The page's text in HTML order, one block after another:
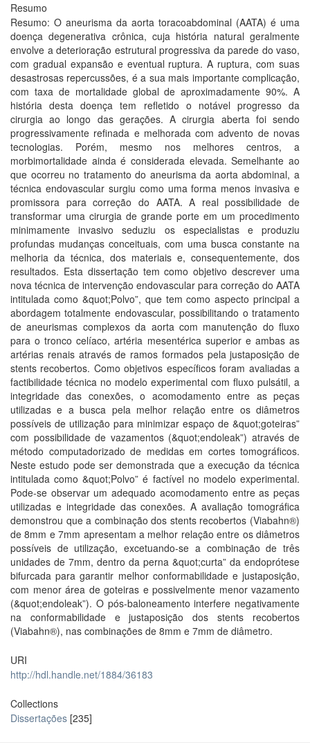
Resumo
Resumo: O aneurisma da aorta toracoabdominal (AATA) é uma
doença degenerativa crônica, cuja história natural geralmente
envolve a deterioração estrutural progressiva da parede do vaso,
com gradual expansão e eventual ruptura. A ruptura, com suas
desastrosas repercussões, é a sua mais importante complicação,
com taxa de mortalidade global de aproximadamente 90%. A
história desta doença tem refletido o notável progresso da
cirurgia ao longo das gerações. A cirurgia aberta foi sendo
progressivamente refinada e melhorada com advento de novas
tecnologias. Porém, mesmo nos melhores centros, a
morbimortalidade ainda é considerada elevada. Semelhante ao
que ocorreu no tratamento do aneurisma da aorta abdominal, a
técnica endovascular surgiu como uma forma menos invasiva e
promissora para correção do AATA. A real possibilidade de
transformar uma cirurgia de grande porte em um procedimento
minimamente invasivo seduziu os especialistas e produziu
profundas mudanças conceituais, com uma busca constante na
melhoria da técnica, dos materiais e, consequentemente, dos
resultados. Esta dissertação tem como objetivo descrever uma
nova técnica de intervenção endovascular para correção do AATA
intitulada como &quot;Polvo”, que tem como aspecto principal a
abordagem totalmente endovascular, possibilitando o tratamento
de aneurismas complexos da aorta com manutenção do fluxo
para o tronco celíaco, artéria mesentérica superior e ambas as
artérias renais através de ramos formados pela justaposição de
stents recobertos. Como objetivos específicos foram avaliadas a
factibilidade técnica no modelo experimental com fluxo pulsátil, a
integridade das conexões, o acomodamento entre as peças
utilizadas e a busca pela melhor relação entre os diâmetros
possíveis de utilização para minimizar espaço de &quot;goteiras”
com possibilidade de vazamentos (&quot;endoleak”) através de
método computadorizado de medidas em cortes tomográficos.
Neste estudo pode ser demonstrada que a execução da técnica
intitulada como &quot;Polvo” é factível no modelo experimental.
Pode-se observar um adequado acomodamento entre as peças
utilizadas e integridade das conexões. A avaliação tomográfica
demonstrou que a combinação dos stents recobertos (Viabahn®)
de 8mm e 7mm apresentam a melhor relação entre os diâmetros
possíveis de utilização, excetuando-se a combinação de três
unidades de 7mm, dentro da perna &quot;curta” da endoprótese
bifurcada para garantir melhor conformabilidade e justaposição,
com menor área de goteiras e possivelmente menor vazamento
(&quot;endoleak”). O pós-baloneamento interfere negativamente
na conformabilidade e justaposição dos stents recobertos
(Viabahn®), nas combinações de 8mm e 7mm de diâmetro.
URI
http://hdl.handle.net/1884/36183
Collections
Dissertações [235]